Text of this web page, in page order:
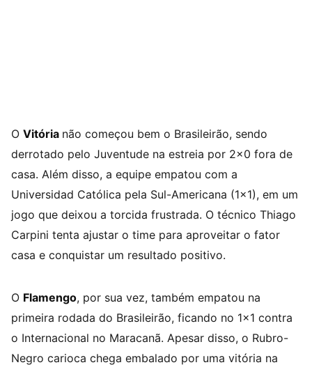
O Vitória não começou bem o Brasileirão, sendo
derrotado pelo Juventude na estreia por 2×0 fora de
casa. Além disso, a equipe empatou com a
Universidad Católica pela Sul-Americana (1×1), em um
jogo que deixou a torcida frustrada. O técnico Thiago
Carpini tenta ajustar o time para aproveitar o fator
casa e conquistar um resultado positivo.
O Flamengo, por sua vez, também empatou na
primeira rodada do Brasileirão, ficando no 1×1 contra
o Internacional no Maracanã. Apesar disso, o Rubro-
Negro carioca chega embalado por uma vitória na